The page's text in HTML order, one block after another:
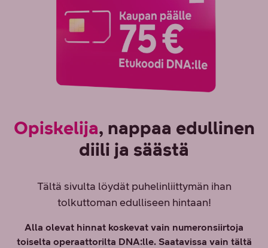
Opiskelija, nappaa edullinen
diili ja säästä
Tältä sivulta löydät puhelinliittymän ihan
tolkuttoman edulliseen hintaan!
Alla olevat hinnat koskevat vain numeronsiirtoja
toiselta operaattorilta DNA:lle. Saatavissa vain tältä